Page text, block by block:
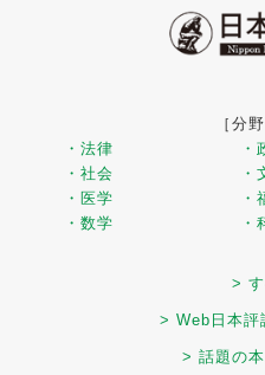
［分
・法律
・
・社会
・
・医学
・
・数学
・
>
> Web日本評
> 話題の